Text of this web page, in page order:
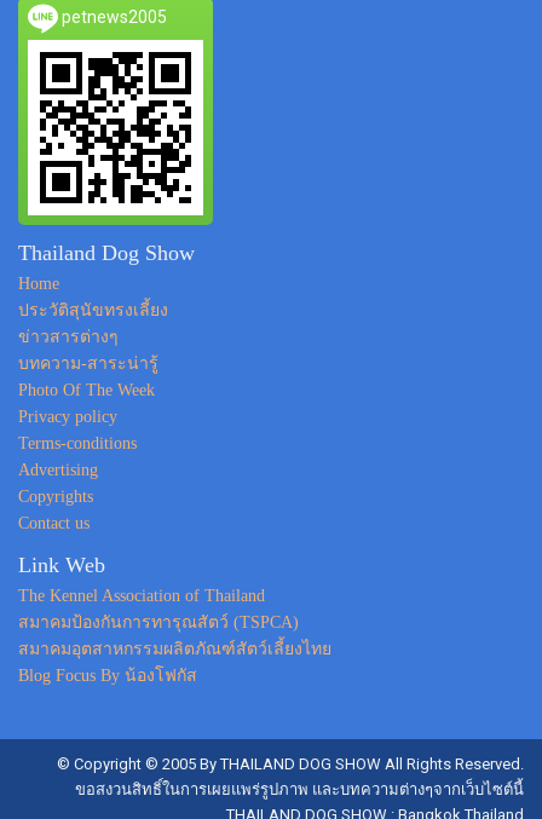
petnews2005
Thailand Dog Show
Home
ประวัติสุนัขทรงเลี้ยง
ข่าวสารต่างๆ
บทความ-สาระน่ารู้
Photo Of The Week
Privacy policy
Terms-conditions
Advertising
Copyrights
Contact us
Link Web
The Kennel Association of Thailand
สมาคมป้องกันการทารุณสัตว์ (TSPCA)
สมาคมอุตสาหกรรมผลิตภัณฑ์สัตว์เลี้ยงไทย
Blog Focus By น้องโฟกัส
© Copyright © 2005 By THAILAND DOG SHOW All Rights Reserved.
ขอสงวนสิทธิ์ในการเผยแพร่รูปภาพ และบทความต่างๆจากเว็บไซต์นี้
THAILAND DOG SHOW : Bangkok Thailand